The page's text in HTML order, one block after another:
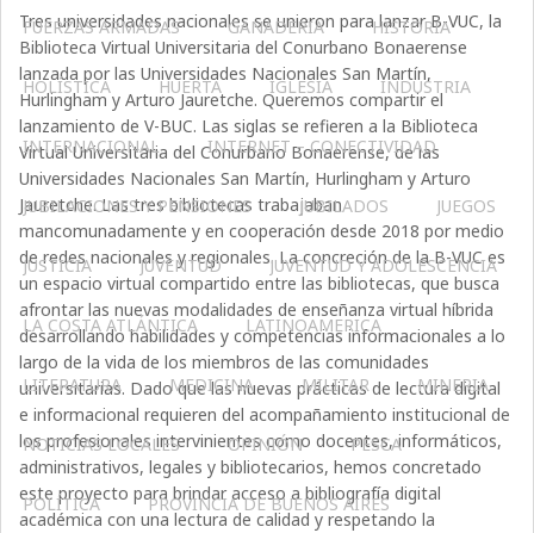
FUERZAS ARMADAS GANADERIA HISTORIA
HOLÍSTICA HUERTA IGLESIA INDUSTRIA
INTERNACIONAL INTERNET – CONECTIVIDAD
JUBILACIONES Y PENSIONES JUBILADOS JUEGOS
JUSTICIA JUVENTUD JUVENTUD Y ADOLESCENCIA
LA COSTA ATLÁNTICA LATINOAMERICA
LITERATURA MEDICINA MILITAR MINERIA
NOTICIAS LOCALES OPINIÓN PESCA
POLÍTICA PROVINCIA DE BUENOS AIRES
Tres universidades nacionales se unieron para lanzar B-VUC, la
Biblioteca Virtual Universitaria del Conurbano Bonaerense
lanzada por las Universidades Nacionales San Martín,
Hurlingham y Arturo Jauretche. Queremos compartir el
lanzamiento de V-BUC. Las siglas se refieren a la Biblioteca
Virtual Universitaria del Conurbano Bonaerense, de las
Universidades Nacionales San Martín, Hurlingham y Arturo
Jauretche. Las tres bibliotecas trabajaban
mancomunadamente y en cooperación desde 2018 por medio
de redes nacionales y regionales. La concreción de la B-VUC es
un espacio virtual compartido entre las bibliotecas, que busca
afrontar las nuevas modalidades de enseñanza virtual híbrida
desarrollando habilidades y competencias informacionales a lo
largo de la vida de los miembros de las comunidades
universitarias. Dado que las nuevas prácticas de lectura digital
e informacional requieren del acompañamiento institucional de
los profesionales intervinientes como docentes, informáticos,
administrativos, legales y bibliotecarios, hemos concretado
este proyecto para brindar acceso a bibliografía digital
académica con una lectura de calidad y respetando la